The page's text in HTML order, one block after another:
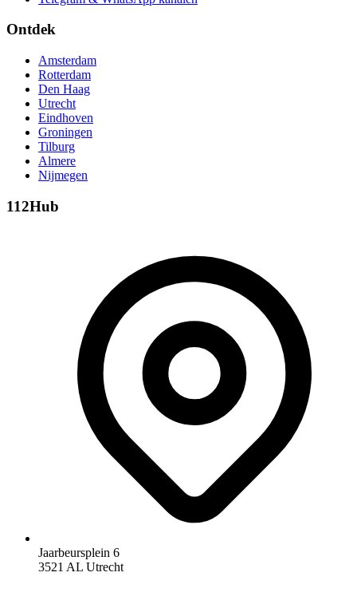
Ontdek
Amsterdam
Rotterdam
Den Haag
Utrecht
Eindhoven
Groningen
Tilburg
Almere
Nijmegen
112Hub
Jaarbeursplein 6
3521 AL Utrecht